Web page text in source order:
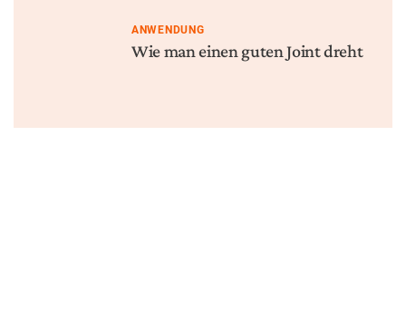
ANWENDUNG
Wie man einen guten Joint dreht